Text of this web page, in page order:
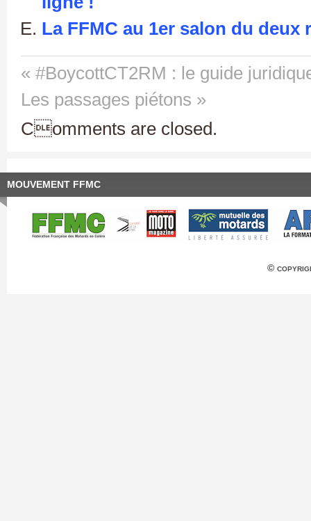
La FFMC au 1er salon du deux
« #BoycottCT2RM : le guide
Les passages piétons »
Comments are closed.
MOUVEMENT FFMC
©